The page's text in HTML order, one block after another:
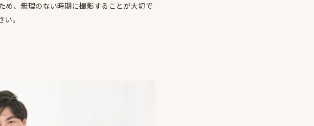
め、無理のない時期に撮影することが大切で
。